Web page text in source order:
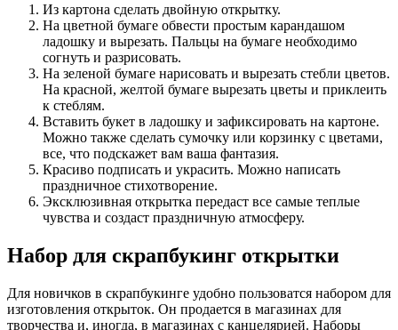
Из картона сделать двойную открытку.
На цветной бумаге обвести простым карандашом
ладошку и вырезать. Пальцы на бумаге необходимо
согнуть и разрисовать.
На зеленой бумаге нарисовать и вырезать стебли цветов.
На красной, желтой бумаге вырезать цветы и приклеить
к стеблям.
Вставить букет в ладошку и зафиксировать на картоне.
Можно также сделать сумочку или корзинку с цветами,
все, что подскажет вам ваша фантазия.
Красиво подписать и украсить. Можно написать
праздничное стихотворение.
Эксклюзивная открытка передаст все самые теплые
чувства и создаст праздничную атмосферу.
Набор для скрапбукинг открытки
Для новичков в скрапбукинге удобно пользоватся набором для
изготовления открыток. Он продается в магазинах для
творчества и, иногда, в магазинах с канцелярией. Наборы